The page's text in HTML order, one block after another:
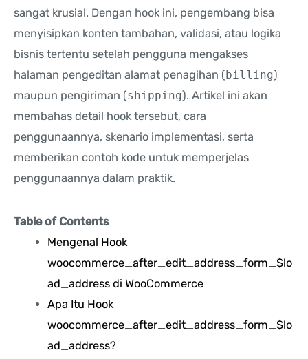
sangat krusial. Dengan hook ini, pengembang bisa
menyisipkan konten tambahan, validasi, atau logika
bisnis tertentu setelah pengguna mengakses
halaman pengeditan alamat penagihan ( billing)
maupun pengiriman (shipping). Artikel ini akan
membahas detail hook tersebut, cara
penggunaannya, skenario implementasi, serta
memberikan contoh kode untuk memperjelas
penggunaannya dalam praktik.
Table of Contents
Mengenal Hook
woocommerce_after_edit_address_form_$lo
ad_address di WooCommerce
Apa Itu Hook
woocommerce_after_edit_address_form_$lo
ad_address?